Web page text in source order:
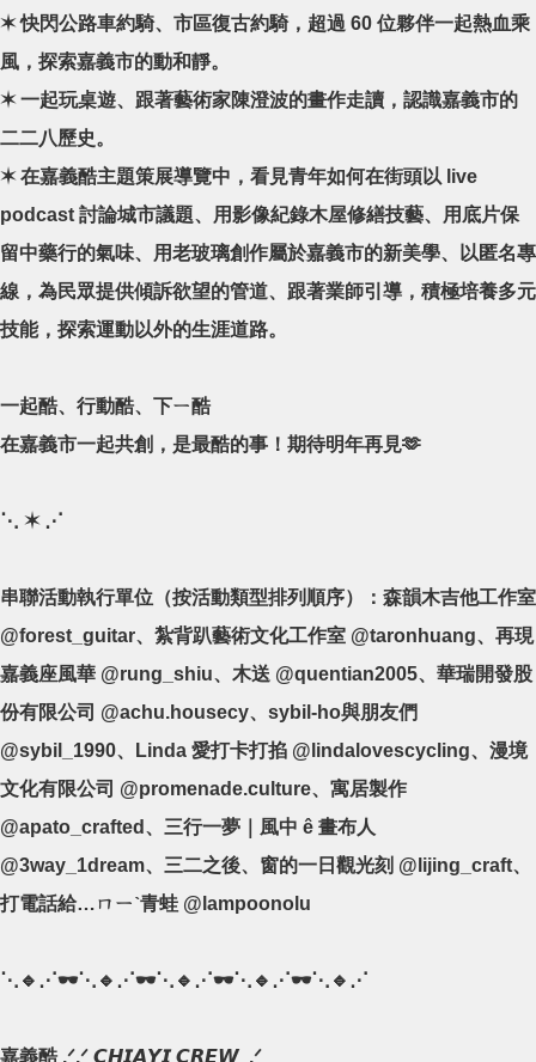
✶ 快閃公路車約騎、市區復古約騎，超過 60 位夥伴一起熱血乘
風，探索嘉義市的動和靜。
✶ 一起玩桌遊、跟著藝術家陳澄波的畫作走讀，認識嘉義市的
二二八歷史。
✶ 在嘉義酷主題策展導覽中，看見青年如何在街頭以 live
podcast 討論城市議題、用影像紀錄木屋修繕技藝、用底片保
留中藥行的氣味、用老玻璃創作屬於嘉義市的新美學、以匿名專
線，為民眾提供傾訴欲望的管道、跟著業師引導，積極培養多元
技能，探索運動以外的生涯道路。
一起酷、行動酷、下ㄧ酷
在嘉義市一起共創，是最酷的事！期待明年再見🫶
​⋱ ✶ ⋰
串聯活動執行單位（按活動類型排列順序）：森韻木吉他工作室
@forest_guitar、紮背趴藝術文化工作室 @taronhuang、再現
嘉義座風華 @rung_shiu、木送 @quentian2005、華瑞開發股
份有限公司 @achu.housecy、sybil-ho與朋友們
@sybil_1990、Linda 愛打卡打掐 @lindalovescycling、漫境
文化有限公司 @promenade.culture、寓居製作
@apato_crafted、三行一夢｜風中 ê 畫布人
@3way_1dream、三二之後、窗的一日觀光刻 @lijing_craft、
打電話給…ㄇㄧˋ青蛙 @lampoonolu
⋱🔹⋰🕶⋱🔹⋰🕶⋱🔹⋰🕶⋱🔹⋰🕶⋱🔹⋰
嘉義酷 .ᐟ.ᐟ 𝘾𝙃𝙄𝘼𝙔𝙄 𝘾𝙍𝙀𝙒 ​ .ᐟ